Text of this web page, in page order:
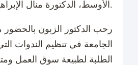
الأوسط، الدكتورة منال الإبراهيم.
رحب الدكتور الزبون بالحضور
الجامعة في تنظيم الندوات
الطلبة لطبيعة سوق العمل